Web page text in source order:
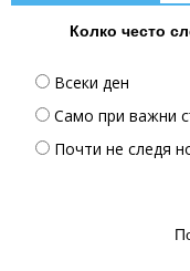
Колко често
Всеки ден
Само при важни
Почти не следя